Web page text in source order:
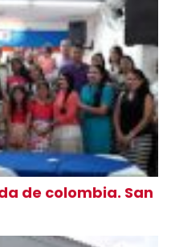
de colombia. San